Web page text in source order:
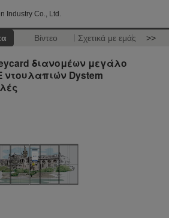
Industry Co., Ltd.
Βίντεο Σχετικά με εμάς >>
διανομέων μεγάλο
ντουλαπιών Dystem